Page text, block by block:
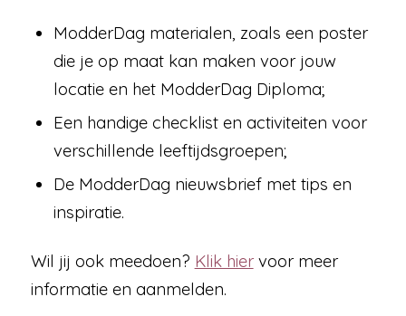
ModderDag materialen, zoals een poster
die je op maat kan maken voor jouw
locatie en het ModderDag Diploma;
Een handige checklist en activiteiten voor
verschillende leeftijdsgroepen;
De ModderDag nieuwsbrief met tips en
inspiratie.
Wil jij ook meedoen? Klik hiervoor meer
informatie en aanmelden.